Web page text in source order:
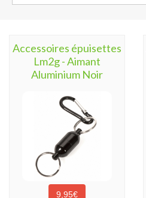
Accessoires épuisettes
Lm2g - Aimant
Aluminium Noir
9,95€